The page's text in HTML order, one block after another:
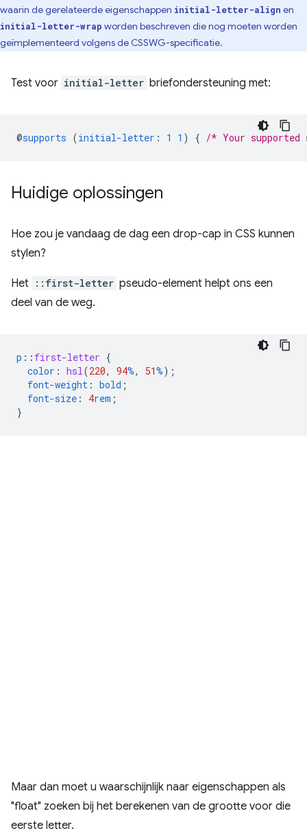
waarin de gerelateerde eigenschappen initial-letter-align en
initial-letter-wrap worden beschreven die nog moeten worden
geïmplementeerd volgens de CSSWG-specificatie.
Test voor initial-letter briefondersteuning met:
@supports (initial-letter : 1 1 ) { /* Your
Huidige oplossingen
Hoe zou je vandaag de dag een drop-cap in CSS kunnen
stylen?
Het ::first-letter pseudo-element helpt ons een
deel van de weg.
p :: first-letter {
color : hsl(220, 94%, 51%);
font-weight : bold ;
font-size : 4rem ;
}
Maar dan moet u waarschijnlijk naar eigenschappen als
"float" zoeken bij het berekenen van de grootte voor die
eerste letter.